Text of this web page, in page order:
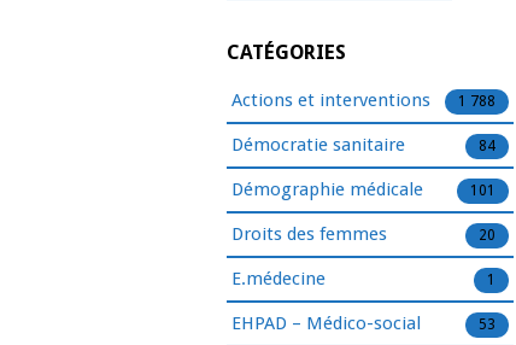
CATÉGORIES
Actions et interventions 1 788
Démocratie sanitaire 84
Démographie médicale 101
Droits des femmes 20
E.médecine 1
EHPAD – Médico-social 53